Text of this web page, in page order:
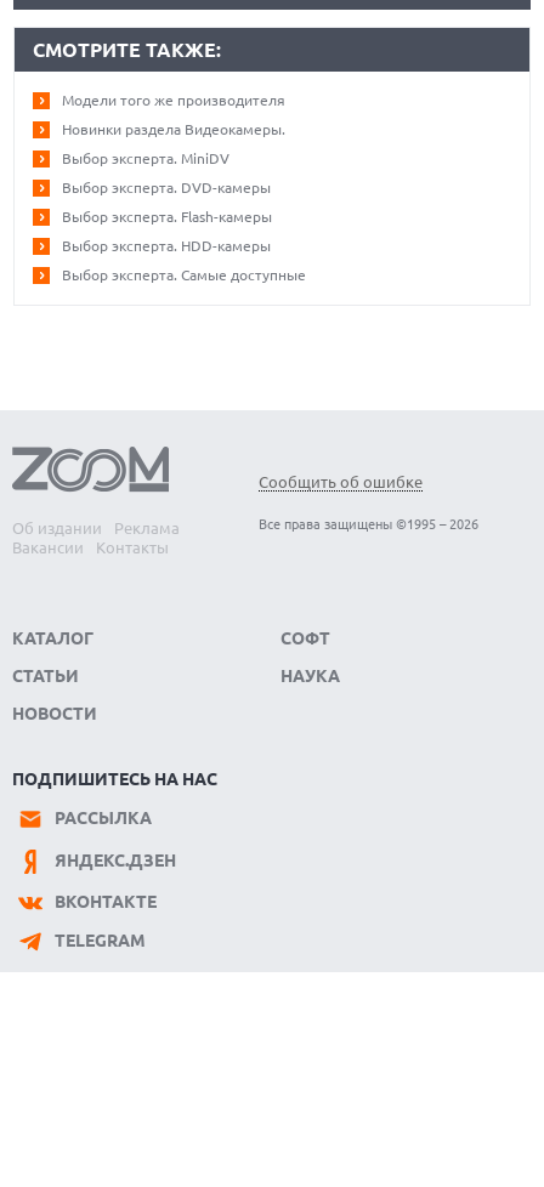
СМОТРИТЕ ТАКЖЕ:
Модели того же производителя
Новинки раздела Видеокамеры.
Выбор эксперта. MiniDV
Выбор эксперта. DVD-камеры
Выбор эксперта. Flash-камеры
Выбор эксперта. HDD-камеры
Выбор эксперта. Самые доступные
Об издании
Реклама
Вакансии
Контакты
Сообщить об ошибке
Все права защищены ©1995 – 2026
КАТАЛОГ
СТАТЬИ
НОВОСТИ
СОФТ
НАУКА
ПОДПИШИТЕСЬ НА НАС
РАССЫЛКА
ЯНДЕКС.ДЗЕН
ВКОНТАКТЕ
TELEGRAM